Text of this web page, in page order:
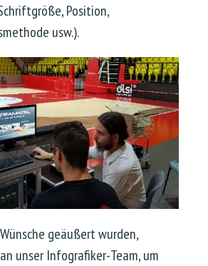
Position,
usw.).
geäußert wurden,
unser Infografiker-Team, um